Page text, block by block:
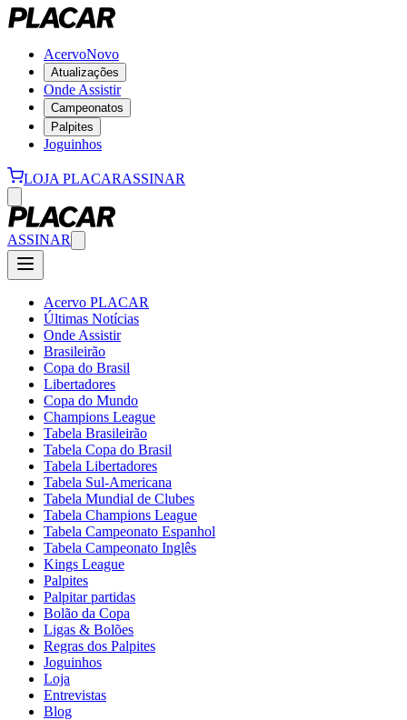
AcervoNovo
Atualizações
Onde Assistir
Campeonatos
Palpites
Joguinhos
LOJA PLACARASSINAR
ASSINAR
Acervo PLACAR
Últimas Notícias
Onde Assistir
Brasileirão
Copa do Brasil
Libertadores
Copa do Mundo
Champions League
Tabela Brasileirão
Tabela Copa do Brasil
Tabela Libertadores
Tabela Sul-Americana
Tabela Mundial de Clubes
Tabela Champions League
Tabela Campeonato Espanhol
Tabela Campeonato Inglês
Kings League
Palpites
Palpitar partidas
Bolão da Copa
Ligas & Bolões
Regras dos Palpites
Joguinhos
Loja
Entrevistas
Blog